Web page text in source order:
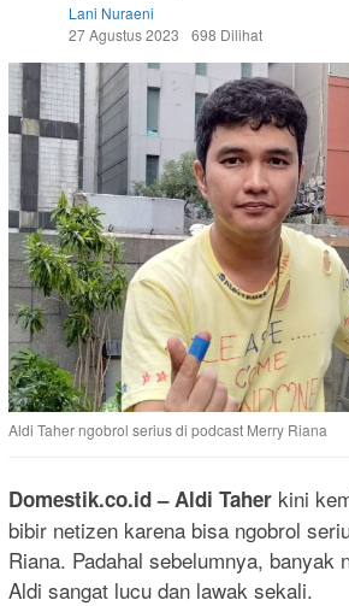
Lani Nuraeni
27 Agustus 2023
698 Dilihat
Aldi Taher ngobrol serius di podcast Merry Riana
Domestik.co.id – Aldi Taher kini
bibir netizen karena bisa ngobrol
Riana. Padahal sebelumnya, banyak
Aldi sangat lucu dan lawak sekali.